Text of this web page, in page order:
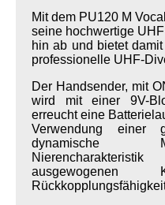
Mit dem PU120 M
seine hochwertige
hin ab und bietet
professionelle UHF-
Der Handsender, mit
wird mit einer 9V-
erreucht eine
Verwendung einer
dynamische